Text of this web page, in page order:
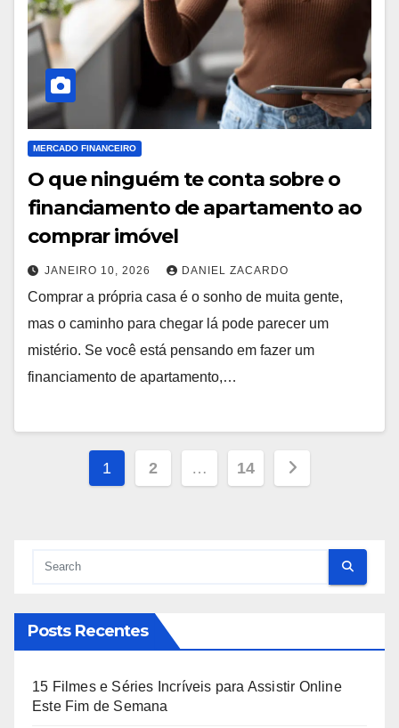
MERCADO FINANCEIRO
O que ninguém te conta sobre o
financiamento de apartamento ao
comprar imóvel
JANEIRO 10, 2026 DANIEL ZACARDO
Comprar a própria casa é o sonho de muita gente,
mas o caminho para chegar lá pode parecer um
mistério. Se você está pensando em fazer um
financiamento de apartamento,…
Paginação
1 2 … 14
Posts Recentes
15 Filmes e Séries Incríveis para Assistir Online
Este Fim de Semana